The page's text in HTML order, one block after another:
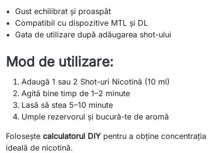
Gust echilibrat și proaspăt
Compatibil cu dispozitive MTL și DL
Gata de utilizare după adăugarea shot-ului
Mod de utilizare:
Adaugă 1 sau 2 Shot-uri Nicotină (10 ml)
Agită bine timp de 1–2 minute
Lasă să stea 5–10 minute
Umple rezervorul și bucură-te de aromă
Folosește calculatorul DIY pentru a obține concentrația
ideală de nicotină.